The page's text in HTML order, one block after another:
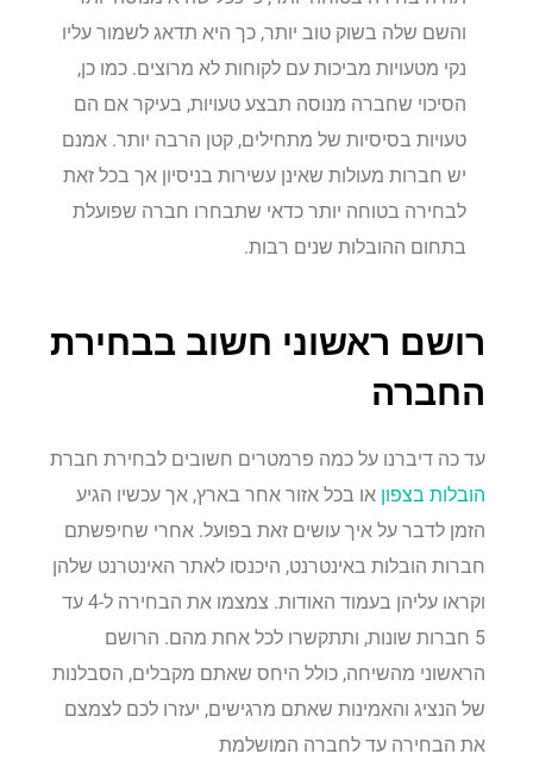
והשם שלה בשוק טוב יותר, כך היא תדאג לשמור עליו
נקי מטעויות מביכות עם לקוחות לא מרוצים. כמו כן,
הסיכוי שחברה מנוסה תבצע טעויות, בעיקר אם הם
טעויות בסיסיות של מתחילים, קטן הרבה יותר. אמנם
יש חברות מעולות שאינן עשירות בניסיון אך בכל זאת
לבחירה בטוחה יותר כדאי שתבחרו חברה שפועלת
בתחום ההובלות שנים רבות.
רושם ראשוני חשוב בבחירת
החברה
עד כה דיברנו על כמה פרמטרים חשובים לבחירת חברת
הובלות בצפון או בכל אזור אחר בארץ, אך עכשיו הגיע
הזמן לדבר על איך עושים זאת בפועל. אחרי שחיפשתם
חברות הובלות באינטרנט, היכנסו לאתר האינטרנט שלהן
וקראו עליהן בעמוד האודות. צמצמו את הבחירה ל-4 עד
5 חברות שונות, ותתקשרו לכל אחת מהם. הרושם
הראשוני מהשיחה, כולל היחס שאתם מקבלים, הסבלנות
של הנציג והאמינות שאתם מרגישים, יעזרו לכם לצמצם
את הבחירה עד לחברה המושלמת